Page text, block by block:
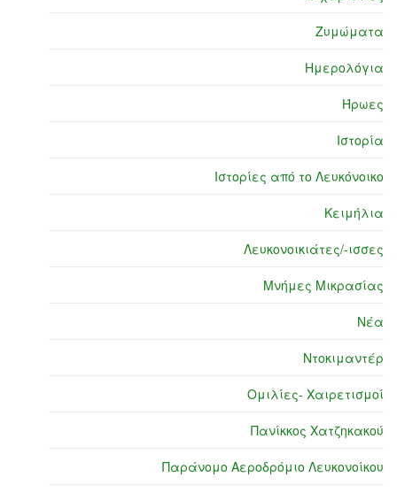
Ζυμώματα
Ημερολόγια
Ήρωες
Ιστορία
Ιστορίες από το Λευκόνοικο
Κειμήλια
Λευκονοικιάτες/-ισσες
Μνήμες Μικρασίας
Νέα
Ντοκιμαντέρ
Ομιλίες- Χαιρετισμοί
Πανίκκος Χατζηκακού
Παράνομο Αεροδρόμιο Λευκονοίκου